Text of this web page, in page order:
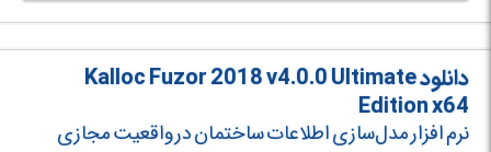
دانلود Kalloc Fuzor 2018 v4.0.0 Ultimate
Edition x64
نرم افزار مدل‌سازی اطلاعات ساختمان در واقعیت مجازی